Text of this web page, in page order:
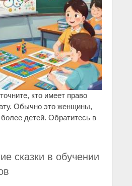
кто имеет право
Обычно это женщины,
детей. Обратитесь в
сказки в обучении